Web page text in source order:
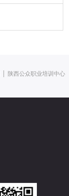
| 陕西公众职业培训中心